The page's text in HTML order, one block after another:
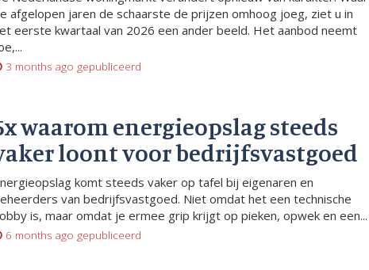
afgelopen jaren de schaarste de prijzen omhoog joeg, ziet u in
eerste kwartaal van 2026 een ander beeld. Het aanbod neemt
3 months ago gepubliceerd
waarom energieopslag steeds
loont voor bedrijfsvastgoed
komt steeds vaker op tafel bij eigenaren en
van bedrijfsvastgoed. Niet omdat het een technische
is, maar omdat je ermee grip krijgt op pieken, opwek en een...
6 months ago gepubliceerd